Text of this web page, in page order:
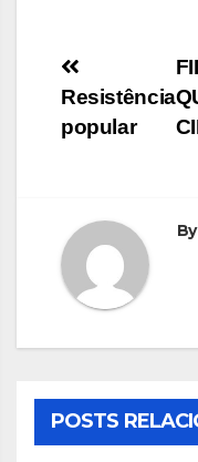
de
Resistência
popular
By
POSTS